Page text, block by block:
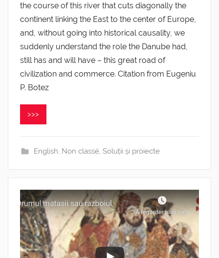
the course of this river that cuts diagonally the
continent linking the East to the center of Europe,
and, without going into historical causality, we
suddenly understand the role the Danube had,
still has and will have – this great road of
civilization and commerce. Citation from Eugeniu
P. Botez
>>>
English, Non classé, Soluții și proiecte